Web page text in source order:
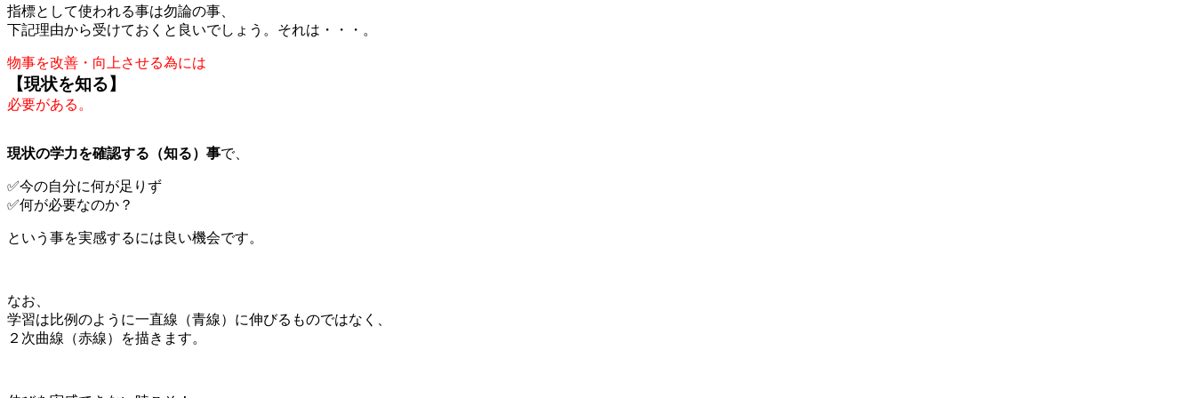
指標として使われる事は勿論の事、
下記理由から受けておくと良いでしょう。それは・・・。
物事を改善・向上させる為には
【現状を知る】
必要がある。
現状の学力を確認する（知る）事で、
✅今の自分に何が足りず
✅何が必要なのか？
という事を実感するには良い機会です。
なお、
学習は比例のように一直線（青線）に伸びるものではなく、
２次曲線（赤線）を描きます。